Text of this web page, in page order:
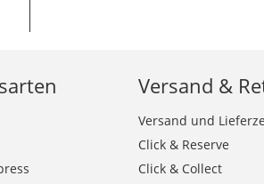
Versand &
Versand und
Click & Reserve
Click & Collect